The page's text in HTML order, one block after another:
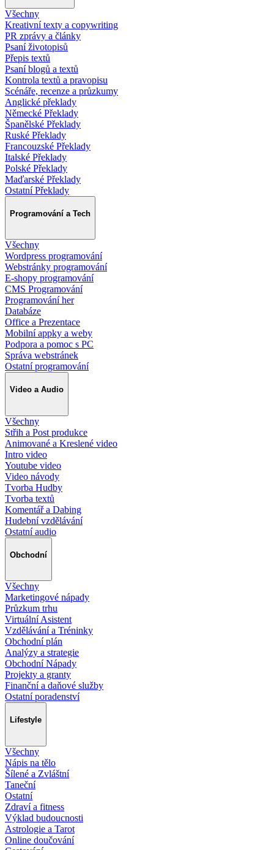
Všechny
Kreativní texty a copywriting
PR zprávy a články
Psaní životopisů
Přepis textů
Psaní blogů a textů
Kontrola textů a pravopisu
Scénáře, recenze a průzkumy
Anglické překlady
Německé Překlady
Španělské Překlady
Ruské Překlady
Francouzské Překlady
Italské Překlady
Polské Překlady
Maďarské Překlady
Ostatní Překlady
Programování a Tech
Všechny
Wordpress programování
Webstránky programování
E-shopy programování
CMS Programování
Programování her
Databáze
Office a Prezentace
Mobilní appky a weby
Podpora a pomoc s PC
Správa webstránek
Ostatní programování
Video a Audio
Všechny
Střih a Post produkce
Animované a Kreslené video
Intro video
Youtube video
Video návody
Tvorba Hudby
Tvorba textů
Komentář a Dabing
Hudební vzdělávání
Ostatní audio
Obchodní
Všechny
Marketingové nápady
Průzkum trhu
Virtuální Asistent
Vzdělávání a Tréninky
Obchodní plán
Analýzy a strategie
Obchodní Nápady
Projekty a granty
Finanční a daňové služby
Ostatní poradenství
Lifestyle
Všechny
Nápis na tělo
Šílené a Zvláštní
Taneční
Ostatní
Zdraví a fitness
Výklad budoucnosti
Astrologie a Tarot
Online doučování